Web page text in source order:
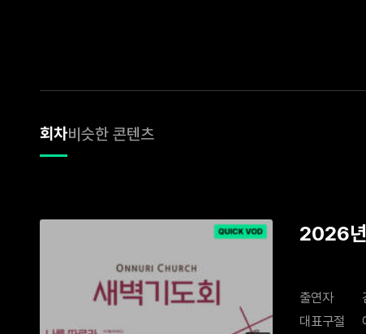
회차비슷한 콘텐츠
2026년
출연자
대표구절